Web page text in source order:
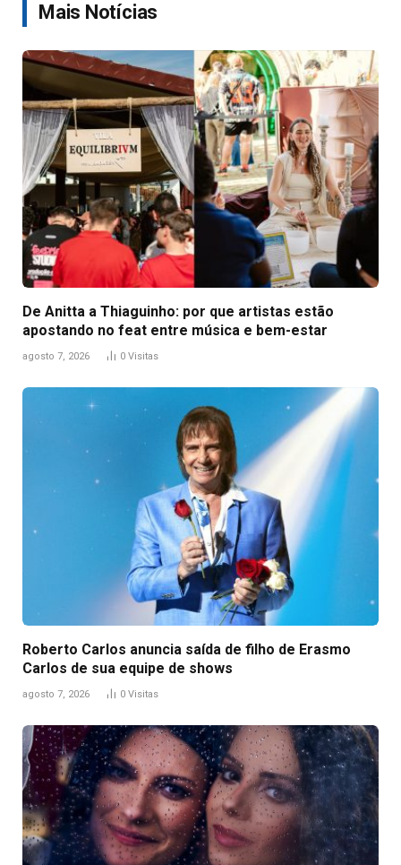
Mais Notícias
De Anitta a Thiaguinho: por que artistas estão
apostando no feat entre música e bem-estar
agosto 7, 2026 0 Visitas
Roberto Carlos anuncia saída de filho de Erasmo
Carlos de sua equipe de shows
agosto 7, 2026 0 Visitas